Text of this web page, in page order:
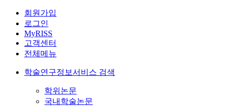
회원가입
로그인
MyRISS
고객센터
전체메뉴
학술연구정보서비스 검색
학위논문
국내학술논문